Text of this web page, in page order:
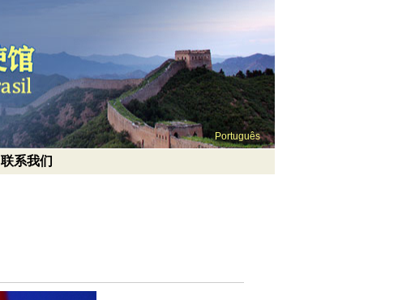
Português
联系我们